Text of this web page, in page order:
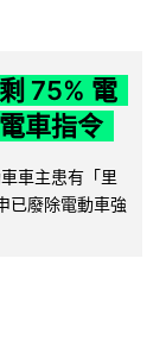
75% 電
車指令
車主患有「里
已廢除電動車強